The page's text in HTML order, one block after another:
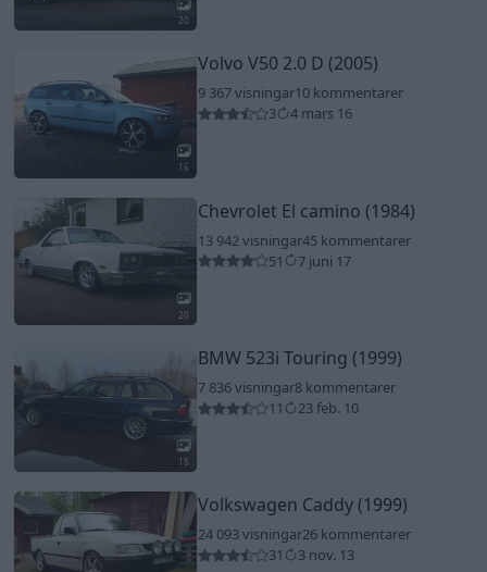
20
16
Volvo V50 2.0 D (2005)
9 367 visningar10 kommentarer
3
4 mars 16
20
Chevrolet El camino (1984)
13 942 visningar45 kommentarer
51
7 juni 17
18
BMW 523i Touring (1999)
7 836 visningar8 kommentarer
11
23 feb. 10
Volkswagen Caddy (1999)
24 093 visningar26 kommentarer
31
3 nov. 13